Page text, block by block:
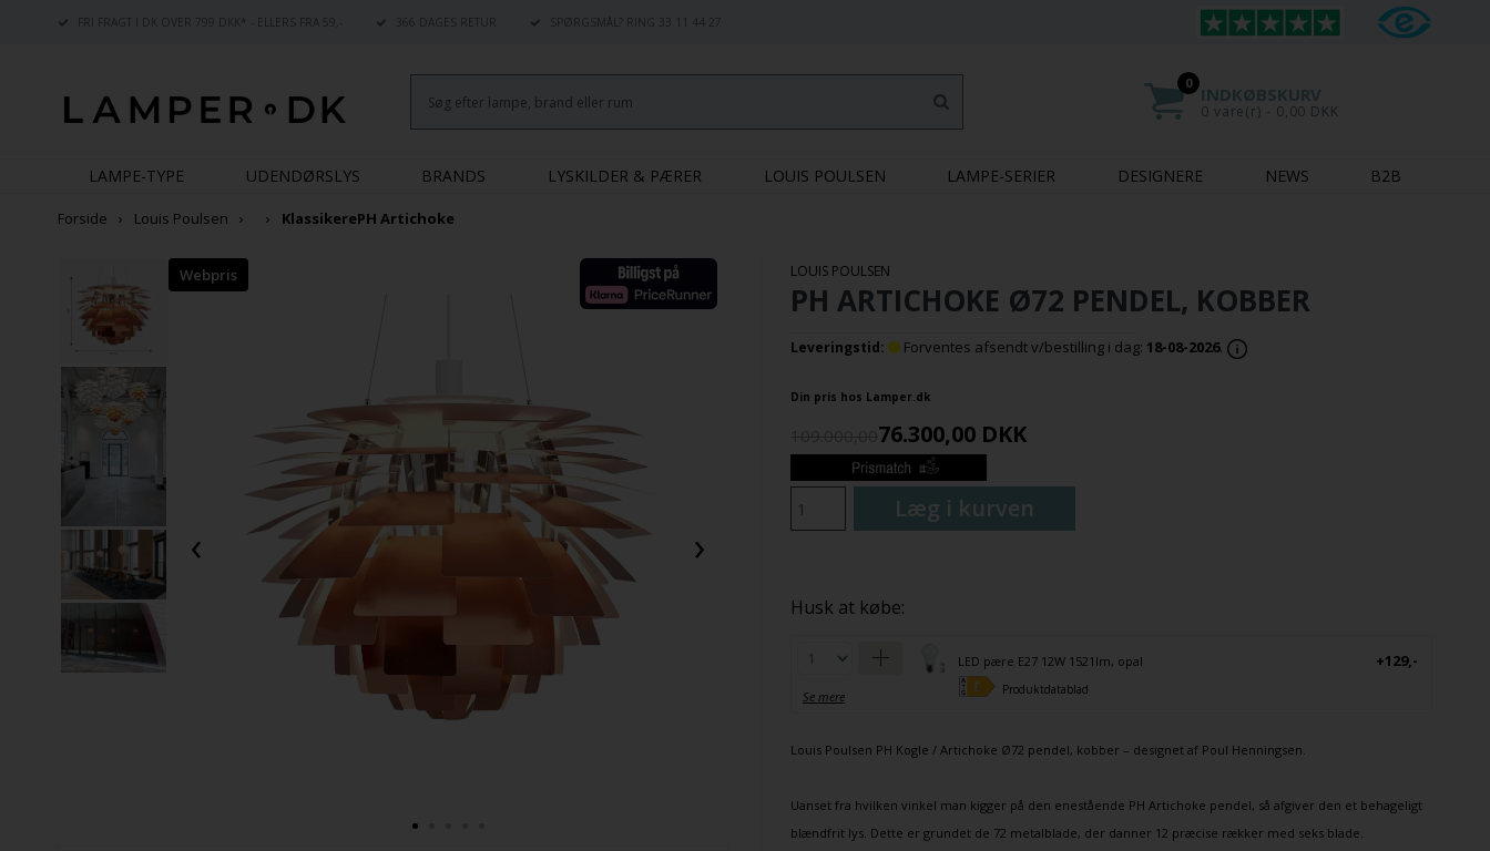
FRI FRAGT I DK OVER 799 DKK* - ELLERS FRA 59,- 366 DAGES RETUR SPØRGSMÅL? RING 33 11 44 27
0
INDKØBSKURV
0 vare(r) - 0,00 DKK
LAMPE-TYPE UDENDØRSLYS BRANDS LYSKILDER & PÆRER LOUIS POULSEN LAMPE-SERIER DESIGNERE NEWS B2B
Forside Louis Poulsen KlassikerePH Artichoke
‹ ›
LOUIS POULSEN
PH ARTICHOKE Ø72 PENDEL, KOBBER
Leveringstid: Forventes afsendt v/bestilling i dag: 18-08-2026.
Din pris hos Lamper.dk
76.300,00 DKK
Læg i kurven
Husk at købe:
Se mere
LED pære E27 12W 1521lm, opal
Produktdatablad
+129,-
Louis Poulsen PH Kogle / Artichoke Ø72 pendel, kobber – designet af Poul Henningsen.
Uanset fra hvilken vinkel man kigger på den enestående PH Artichoke pendel, så afgiver den et behageligt
blændfrit lys. Dette er grundet de 72 metalblade, der danner 12 præcise rækker med seks blade.